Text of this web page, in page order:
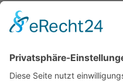
der Treibstoff
Abschleppdienst Ihnen
können. Türöffnung:
Schlüssel im Fahrzeug